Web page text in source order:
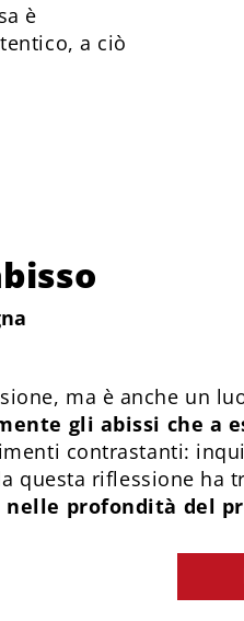
è
a ciò
ma è anche un
gli abissi che a
contrastanti:
questa riflessione
nelle profondità del